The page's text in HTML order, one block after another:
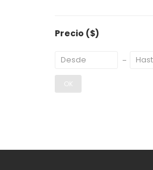
Precio ($)
OK